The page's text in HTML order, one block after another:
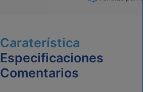
Caraterística
Especificaciones
Comentarios